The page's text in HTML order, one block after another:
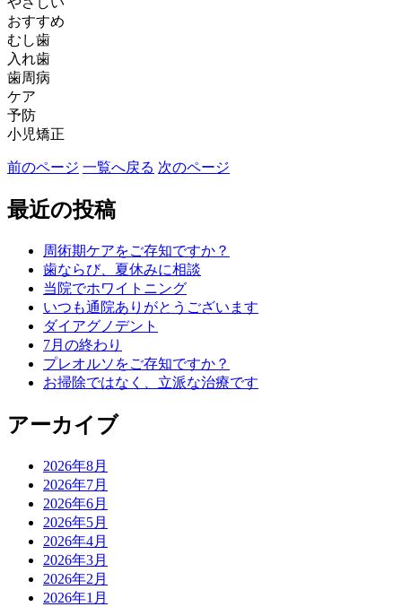
おすすめ
むし歯
入れ歯
歯周病
ケア
予防
小児矯正
前のページ 一覧へ戻る 次のページ
最近の投稿
周術期ケアをご存知ですか？
歯ならび、夏休みに相談
当院でホワイトニング
いつも通院ありがとうございます
ダイアグノデント
7月の終わり
プレオルソをご存知ですか？
お掃除ではなく、立派な治療です
アーカイブ
2026年8月
2026年7月
2026年6月
2026年5月
2026年4月
2026年3月
2026年2月
2026年1月